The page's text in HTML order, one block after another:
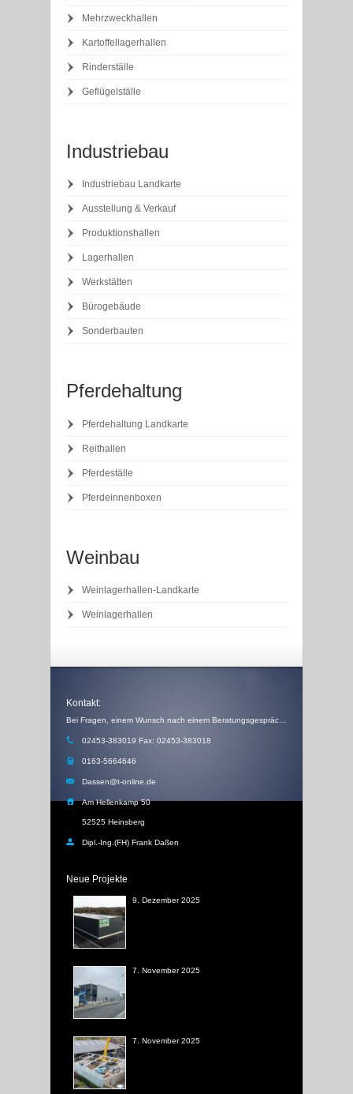
Mehrzweckhallen
Kartoffellagerhallen
Rinderställe
Geflügelställe
Industriebau
Industriebau Landkarte
Ausstellung & Verkauf
Produktionshallen
Lagerhallen
Werkstätten
Bürogebäude
Sonderbauten
Pferdehaltung
Pferdehaltung Landkarte
Reithallen
Pferdeställe
Pferdeinnenboxen
Weinbau
Weinlagerhallen-Landkarte
Weinlagerhallen
Kontakt:
02453-383019 Fax: 02453-383018
0163-5664646
Dassen@t-online.de
Am Hellenkamp 50
52525 Heinsberg
Dipl.-Ing.(FH) Frank Daßen
Neue Projekte
9. Dezember 2025
7. November 2025
7. November 2025